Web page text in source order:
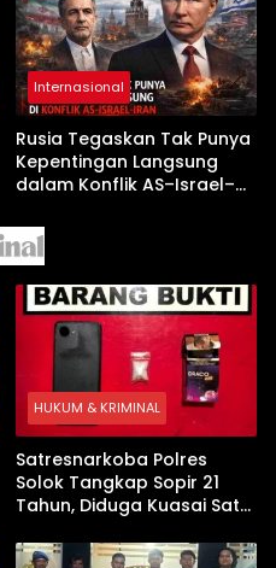
Internasional
Rusia Tegaskan Tak Punya
Kepentingan Langsung
dalam Konflik AS–Israel–
HUKUM & KRIMINAL
Satresnarkoba Polres
Solok Tangkap Sopir 21
Tahun, Diduga Kuasai Satu